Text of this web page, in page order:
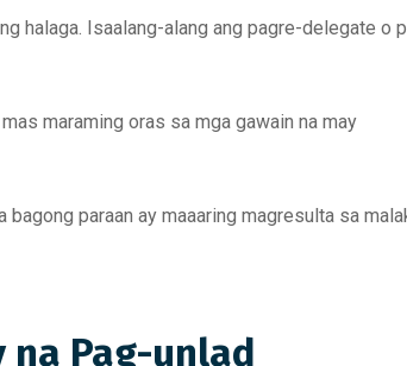
halaga. Isaalang-alang ang pagre-delegate o
maraming oras sa mga gawain na may
paraan ay maaaring magresulta sa
na Pag-unlad